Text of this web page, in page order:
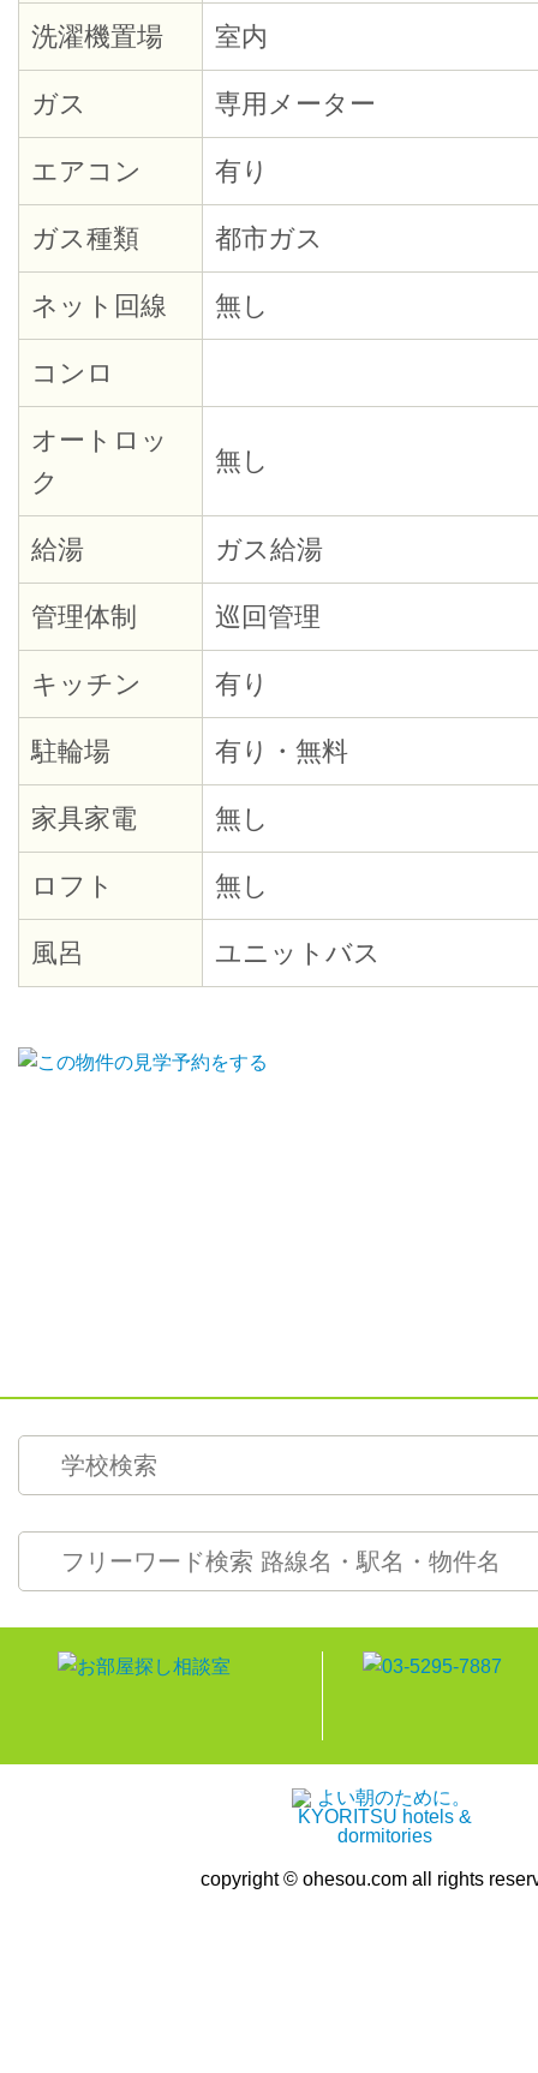
洗濯機置場 室内
ガス 専用メーター
エアコン 有り
ガス種類 都市ガス
ネット回線 無し
コンロ
オートロッ
ク
無し
給湯 ガス給湯
管理体制 巡回管理
キッチン 有り
駐輪場 有り・無料
家具家電 無し
ロフト 無し
風呂 ユニットバス
copyright © ohesou.com all rights